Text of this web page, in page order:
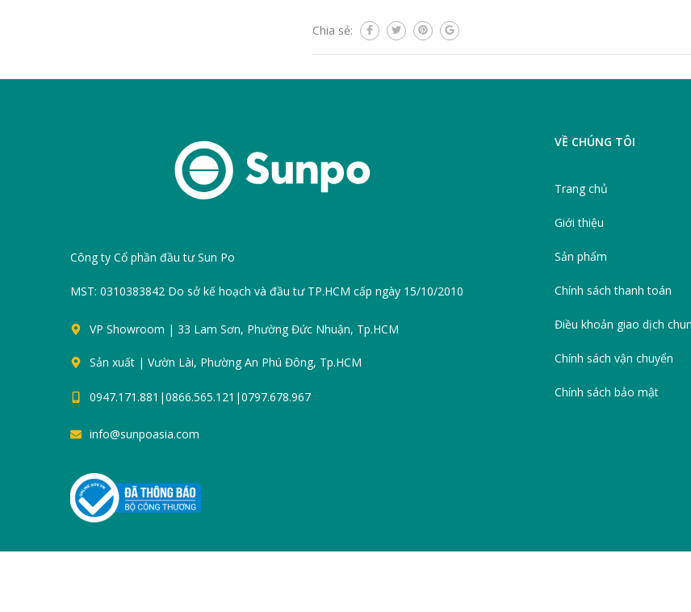
Chia sẻ:
Công ty Cổ phần đầu tư Sun Po
MST: 0310383842 Do sở kế hoạch và đầu tư TP.HCM cấp ngày 15/10/2010
VP Showroom | 33 Lam Sơn, Phường Đức Nhuận, Tp.HCM
Sản xuất | Vườn Lài, Phường An Phú Đông, Tp.HCM
0947.171.881|0866.565.121|0797.678.967
info@sunpoasia.com
VỀ CHÚNG TÔI
Trang chủ
Giới thiệu
Sản phẩm
Chính sách thanh toán
Điều khoản giao dịch
Chính sách vận chuyển
Chính sách bảo mật